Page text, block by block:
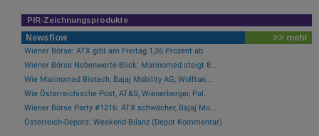
PIR-Zeichnungsprodukte
Newsflow >> mehr
Wiener Börse: ATX gibt am Freitag 1,36 Prozent ab
Wiener Börse Nebenwerte-Blick: Marinomed steigt 8...
Wie Marinomed Biotech, Bajaj Mobility AG, Wolftan...
Wie Österreichische Post, AT&S, Wienerberger, Pal...
Wiener Börse Party #1216: ATX schwächer, Bajaj Mo...
Österreich-Depots: Weekend-Bilanz (Depot Kommentar)